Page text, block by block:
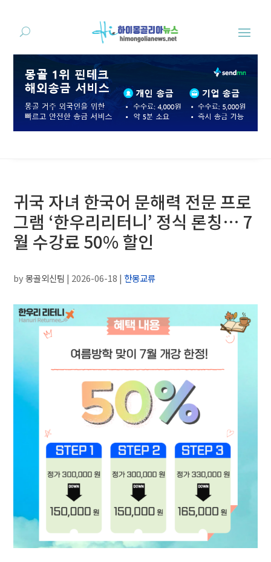
귀국 자녀 한국어 문해력 전문 프로
그램 ‘한우리리터니’ 정식 론칭… 7
월 수강료 50% 할인
by몽골외신팀 | 2026-06-18 |한몽교류